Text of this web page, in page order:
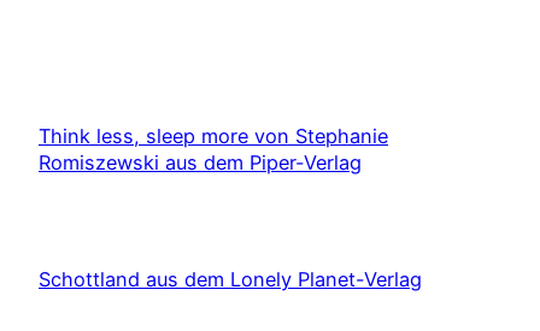
Think less, sleep more von Stephanie
Romiszewski aus dem Piper-Verlag
Schottland aus dem Lonely Planet-Verlag